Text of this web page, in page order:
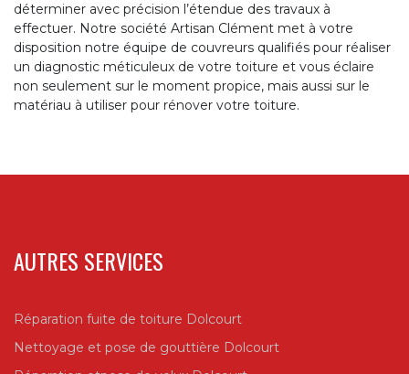
déterminer avec précision l’étendue des travaux à
effectuer. Notre société Artisan Clément met à votre
disposition notre équipe de couvreurs qualifiés pour réaliser
un diagnostic méticuleux de votre toiture et vous éclaire
non seulement sur le moment propice, mais aussi sur le
matériau à utiliser pour rénover votre toiture.
AUTRES SERVICES
Réparation fuite de toiture Dolcourt
Nettoyage et pose de gouttière Dolcourt